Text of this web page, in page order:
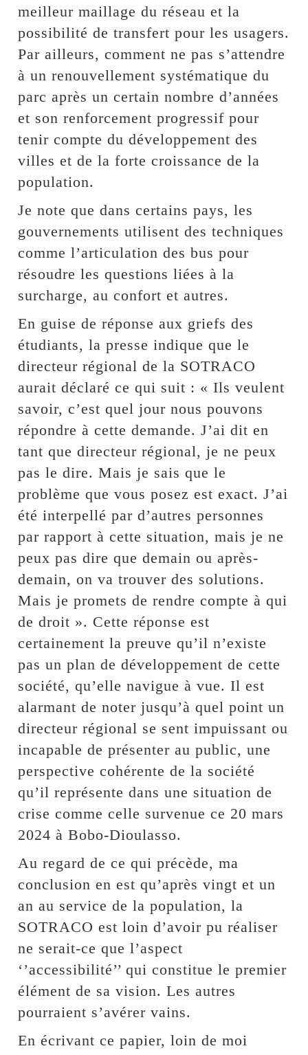
meilleur maillage du réseau et la
possibilité de transfert pour les usagers.
Par ailleurs, comment ne pas s’attendre
à un renouvellement systématique du
parc après un certain nombre d’années
et son renforcement progressif pour
tenir compte du développement des
villes et de la forte croissance de la
population.
Je note que dans certains pays, les
gouvernements utilisent des techniques
comme l’articulation des bus pour
résoudre les questions liées à la
surcharge, au confort et autres.
En guise de réponse aux griefs des
étudiants, la presse indique que le
directeur régional de la SOTRACO
aurait déclaré ce qui suit : « Ils veulent
savoir, c’est quel jour nous pouvons
répondre à cette demande. J’ai dit en
tant que directeur régional, je ne peux
pas le dire. Mais je sais que le
problème que vous posez est exact. J’ai
été interpellé par d’autres personnes
par rapport à cette situation, mais je ne
peux pas dire que demain ou après-
demain, on va trouver des solutions.
Mais je promets de rendre compte à qui
de droit ». Cette réponse est
certainement la preuve qu’il n’existe
pas un plan de développement de cette
société, qu’elle navigue à vue. Il est
alarmant de noter jusqu’à quel point un
directeur régional se sent impuissant ou
incapable de présenter au public, une
perspective cohérente de la société
qu’il représente dans une situation de
crise comme celle survenue ce 20 mars
2024 à Bobo-Dioulasso.
Au regard de ce qui précède, ma
conclusion en est qu’après vingt et un
an au service de la population, la
SOTRACO est loin d’avoir pu réaliser
ne serait-ce que l’aspect
‘’accessibilité’’ qui constitue le premier
élément de sa vision. Les autres
pourraient s’avérer vains.
En écrivant ce papier, loin de moi